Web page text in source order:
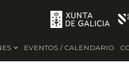
EVENTOS / CALENDARIO